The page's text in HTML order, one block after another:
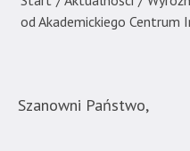
Techniczno-
Stosowanych".
od Akademickiego
Szanowni Państwo,